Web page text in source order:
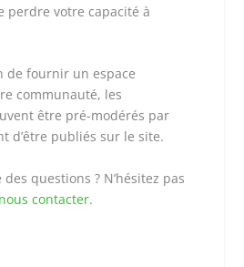
perdre votre capacité à
de fournir un espace
communauté, les
être pré-modérés par
d’être publiés sur le site.
questions ? N’hésitez pas
nous contacter.